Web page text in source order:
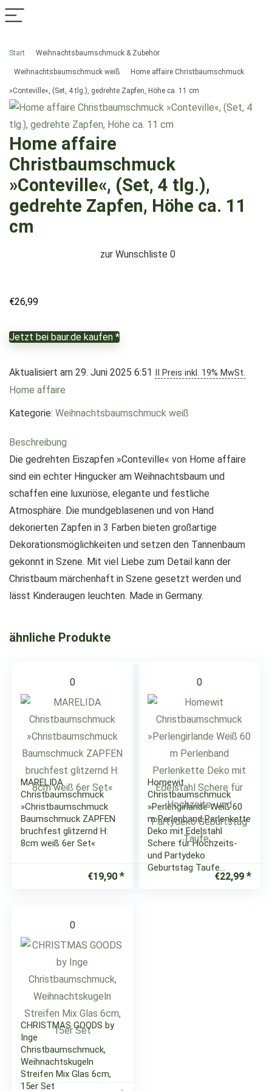
Start Weihnachtsbaumschmuck & Zubehör
Weihnachtsbaumschmuck weiß Home affaire Christbaumschmuck
»Conteville«, (Set, 4 tlg.), gedrehte Zapfen, Höhe ca. 11 cm
Home affaire
Christbaumschmuck
»Conteville«, (Set, 4 tlg.),
gedrehte Zapfen, Höhe ca. 11
cm
zur Wunschliste 0
€26,99
Jetzt bei baur.de kaufen *
Aktualisiert am 29. Juni 2025 6:51 II Preis inkl. 19% MwSt.
Home affaire
Kategorie: Weihnachtsbaumschmuck weiß
Beschreibung
Die gedrehten Eiszapfen »Conteville« von Home affaire
sind ein echter Hingucker am Weihnachtsbaum und
schaffen eine luxuriöse, elegante und festliche
Atmosphäre. Die mundgeblasenen und von Hand
dekorierten Zapfen in 3 Farben bieten großartige
Dekorationsmöglichkeiten und setzen den Tannenbaum
gekonnt in Szene. Mit viel Liebe zum Detail kann der
Christbaum märchenhaft in Szene gesetzt werden und
lässt Kinderaugen leuchten. Made in Germany.
ähnliche Produkte
0
MARELIDA
Christbaumschmuck
»Christbaumschmuck
Baumschmuck ZAPFEN
bruchfest glitzernd H:
8cm weiß 6er Set«
€19,90
0
Homewit
Christbaumschmuck
»Perlengirlande Weiß 60
m Perlenband Perlenkette
Deko mit Edelstahl
Schere für Hochzeits-
und Partydeko
Geburtstag Taufe…
€22,99
0
CHRISTMAS GOODS by
Inge
Christbaumschmuck,
Weihnachtskugeln
Streifen Mix Glas 6cm,
15er Set